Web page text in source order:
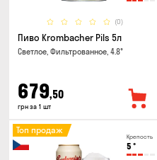
(0)
Пиво Krombacher Pils 5л
Светлое, Фильтрованное, 4.8°
679,50
грн за 1 шт
Крепость
5 °
Топ продаж